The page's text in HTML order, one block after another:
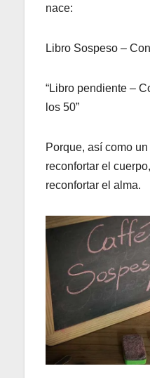
nace:
Libro Sospeso –
“Libro pendiente –
los 50”
Porque, así como
reconfortar el
reconfortar el alma.